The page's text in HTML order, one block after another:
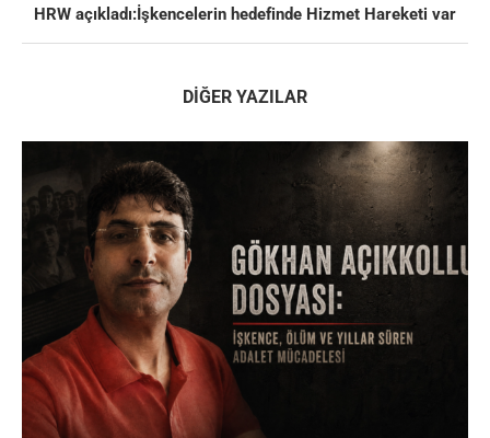
HRW açıkladı:İşkencelerin hedefinde Hizmet Hareketi var
DIĞER YAZILAR